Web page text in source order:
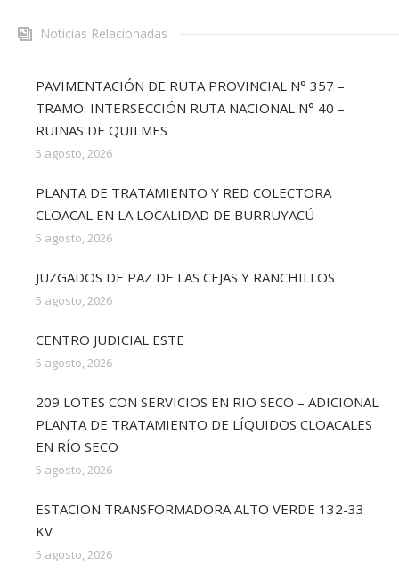
Noticias Relacionadas
PAVIMENTACIÓN DE RUTA PROVINCIAL N° 357 –
TRAMO: INTERSECCIÓN RUTA NACIONAL N° 40 –
RUINAS DE QUILMES
5 agosto, 2026
PLANTA DE TRATAMIENTO Y RED COLECTORA
CLOACAL EN LA LOCALIDAD DE BURRUYACÚ
5 agosto, 2026
JUZGADOS DE PAZ DE LAS CEJAS Y RANCHILLOS
5 agosto, 2026
CENTRO JUDICIAL ESTE
5 agosto, 2026
209 LOTES CON SERVICIOS EN RIO SECO – ADICIONAL
PLANTA DE TRATAMIENTO DE LÍQUIDOS CLOACALES
EN RÍO SECO
5 agosto, 2026
ESTACION TRANSFORMADORA ALTO VERDE 132-33
KV
5 agosto, 2026